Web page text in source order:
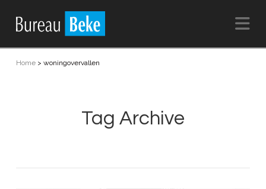
Home> woningovervallen
Tag Archive